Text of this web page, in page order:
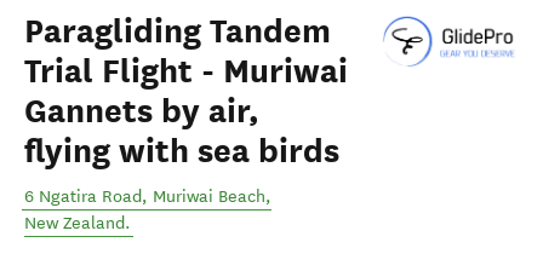
Paragliding Tandem
Trial Flight - Muriwai
Gannets by air,
flying with sea birds
6 Ngatira Road, Muriwai Beach,
New Zealand.